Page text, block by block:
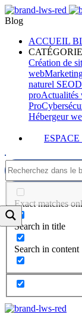
Blog
ACCUEIL
Création de
web
naturel SEO
proActualités
Pro
Hébergeur
Exact matches
Search in title
Search in content